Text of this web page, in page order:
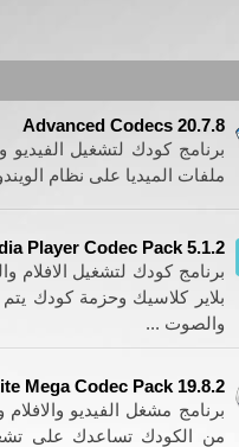
Advanced Codecs 20.7.8
برنامج كودك لتشغيل
ملفات الميديا على نظام
Player Codec Pack 5.1.2
برنامج كودك لتشغيل الافلام
بلاير كلاسيك وحزمة كودك
والصوت ...
Mega Codec Pack 19.8.2
برنامج مشغل الفيديو
من الكودك تساعدك على